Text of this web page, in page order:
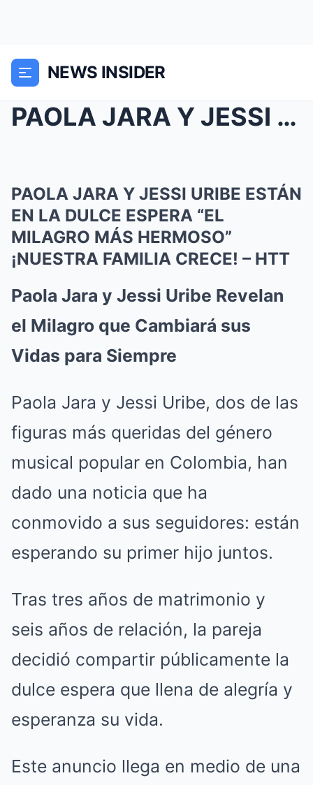
NEWS INSIDER
PAOLA JARA Y JESSI URIBE ESTÁN EN LA DULCE ESPERA ...
PAOLA JARA Y JESSI URIBE ESTÁN
EN LA DULCE ESPERA “EL
MILAGRO MÁS HERMOSO”
¡NUESTRA FAMILIA CRECE! – HTT
Paola Jara y Jessi Uribe Revelan
el Milagro que Cambiará sus
Vidas para Siempre
Paola Jara y Jessi Uribe, dos de las
figuras más queridas del género
musical popular en Colombia, han
dado una noticia que ha
conmovido a sus seguidores: están
esperando su primer hijo juntos.
Tras tres años de matrimonio y
seis años de relación, la pareja
decidió compartir públicamente la
dulce espera que llena de alegría y
esperanza su vida.
Este anuncio llega en medio de una